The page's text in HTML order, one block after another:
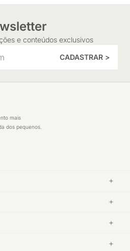
e conteúdos exclusivos
CADASTRAR >
mais
dos pequenos.